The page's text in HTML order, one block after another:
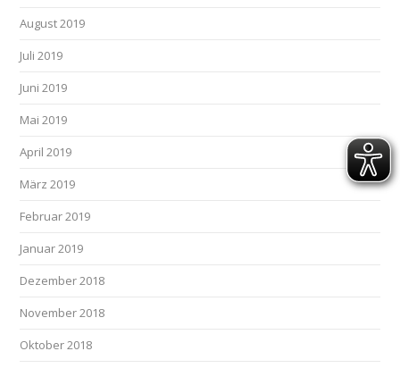
August 2019
Juli 2019
Juni 2019
Mai 2019
April 2019
März 2019
Februar 2019
Januar 2019
Dezember 2018
November 2018
Oktober 2018